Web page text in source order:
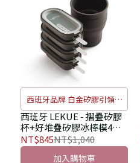
西班牙品牌 白金矽膠引領新
風潮
西班牙 LEKUE - 摺疊矽膠
杯+好堆疊矽膠冰棒模4入
(棕)
NT$845NT$1,040
加入購物車